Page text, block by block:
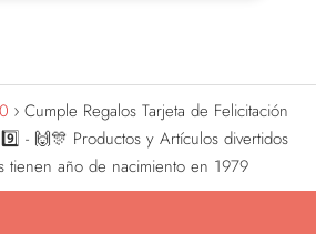
Cumple Regalos Tarjeta de Felicitación
- 🙌🎊 Productos y Artículos divertidos
tienen año de nacimiento en 1979